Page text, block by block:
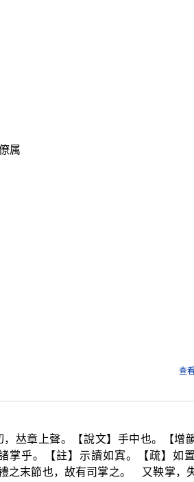
属
查
𠀤章上聲。【說文】手中也。【增
掌乎。【註】示讀如寘。【疏】如
之末節也，故有司掌之。 又鞅掌，失